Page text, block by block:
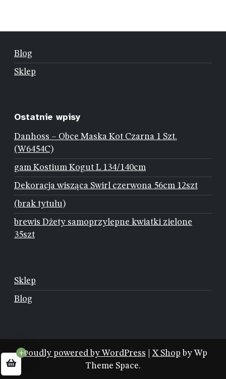
Blog
Sklep
Ostatnie wpisy
Danhoss – Obce Maska Kot Czarna 1 Szt.
(W6454C)
gam Kostium Kogut L 134/140cm
Dekoracja wisząca Swirl czerwona 56cm 12szt
(brak tytułu)
brewis Dżety samoprzylepne kwiatki zielone
35szt
Sklep
Blog
Proudly powered by WordPress X Shop by Wp
Theme Space.
+0